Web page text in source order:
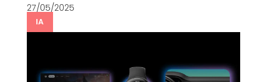
27/05/2025
IA